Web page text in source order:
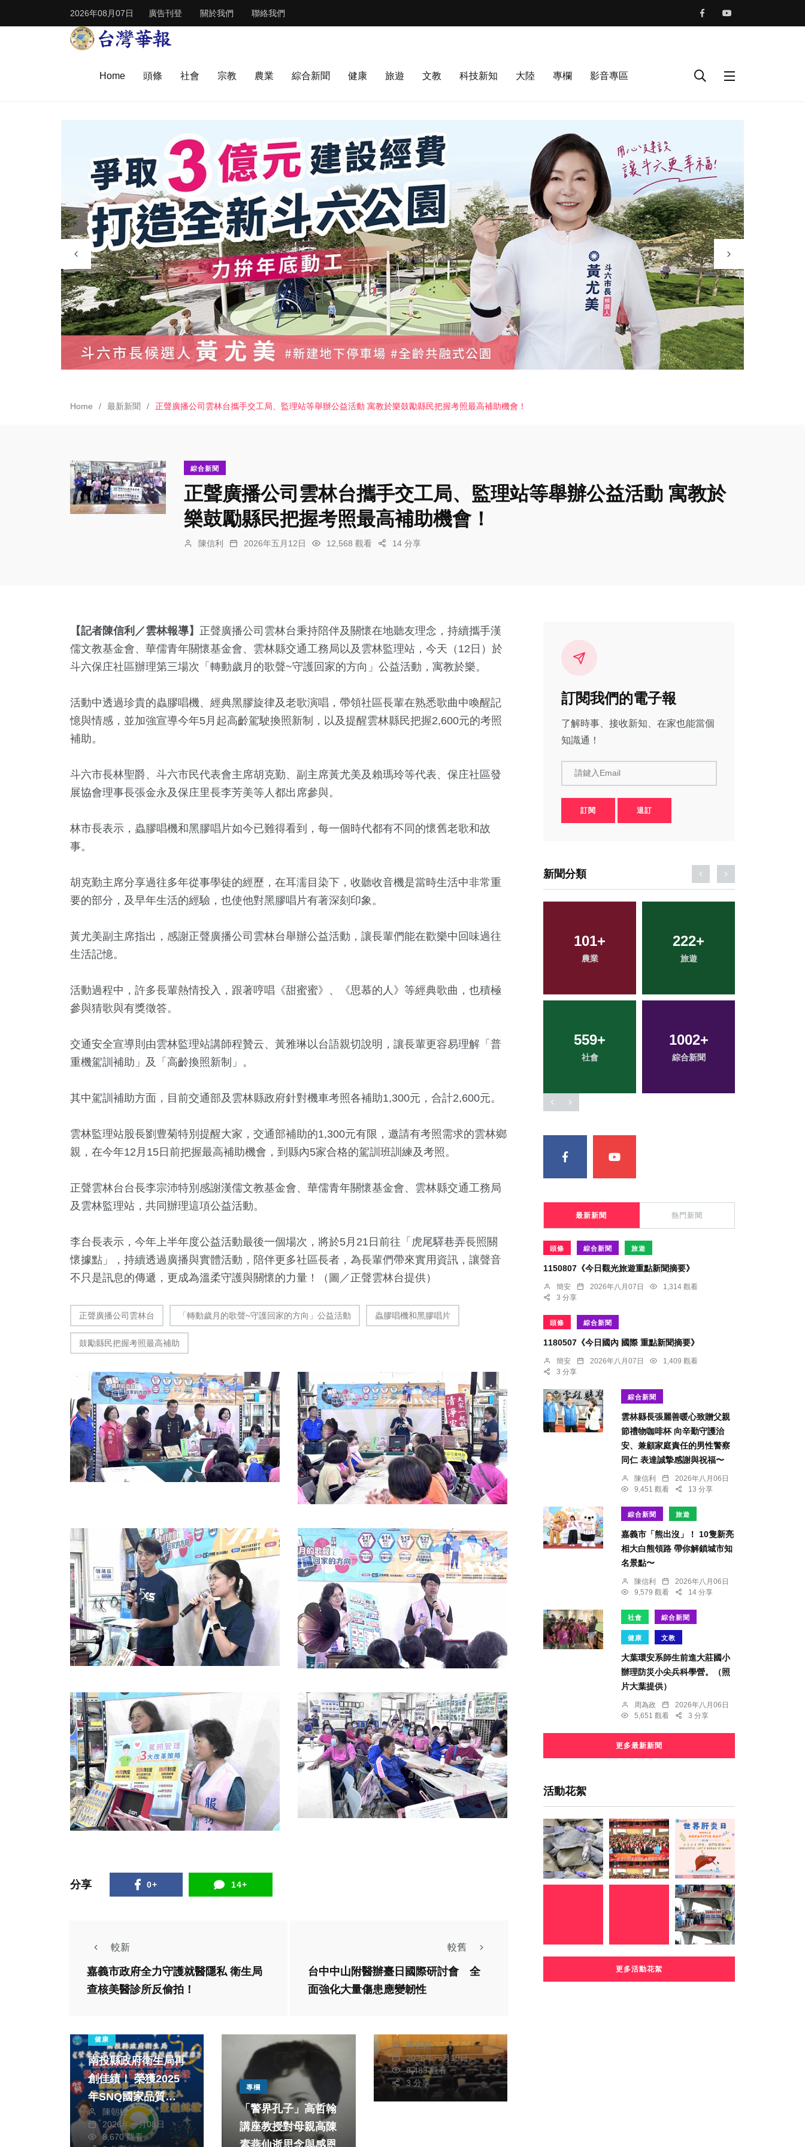
2026年08月07日 廣告刊登 關於我們 聯絡我們
Home 頭條 社會 宗教 農業 綜合新聞 健康 旅遊 文教 科技新知 大陸 專欄 影音專區
Home 最新新聞 正聲廣播公司雲林台攜手交工局、監理站等舉辦公益活動 寓教於樂鼓勵縣民把握考照最高補助機會！
綜合新聞
正聲廣播公司雲林台攜手交工局、監理站等舉辦公益活動 寓教於
樂鼓勵縣民把握考照最高補助機會！
陳信利 2026年五月12日 12,568 觀看 14 分享
【記者陳信利／雲林報導】 正聲廣播公司雲林台秉持陪伴及關懷在地聽友理念，持續攜手漢
儒文教基金會、華儒青年關懷基金會、雲林縣交通工務局以及雲林監理站，今天（12日）於
斗六保庄社區辦理第三場次「轉動歲月的歌聲~守護回家的方向」公益活動，寓教於樂。
活動中透過珍貴的蟲膠唱機、經典黑膠旋律及老歌演唱，帶領社區長輩在熟悉歌曲中喚醒記
憶與情感，並加強宣導今年5月起高齡駕駛換照新制，以及提醒雲林縣民把握2,600元的考照
補助。
斗六市長林聖爵、斗六市民代表會主席胡克勤、副主席黃尤美及賴瑪玲等代表、保庄社區發
展協會理事長張金永及保庄里長李芳美等人都出席參與。
林市長表示，蟲膠唱機和黑膠唱片如今已難得看到，每一個時代都有不同的懷舊老歌和故
事。
胡克勤主席分享過往多年從事學徒的經歷，在耳濡目染下，收聽收音機是當時生活中非常重
要的部分，及早年生活的經驗，也使他對黑膠唱片有著深刻印象。
黃尤美副主席指出，感謝正聲廣播公司雲林台舉辦公益活動，讓長輩們能在歡樂中回味過往
生活記憶。
活動過程中，許多長輩熱情投入，跟著哼唱《甜蜜蜜》、《思慕的人》等經典歌曲，也積極
參與猜歌與有獎徵答。
交通安全宣導則由雲林監理站講師程贊云、黃雅琳以台語親切說明，讓長輩更容易理解「普
重機駕訓補助」及「高齡換照新制」。
其中駕訓補助方面，目前交通部及雲林縣政府針對機車考照各補助1,300元，合計2,600元。
雲林監理站股長劉豊菊特別提醒大家，交通部補助的1,300元有限，邀請有考照需求的雲林鄉
親，在今年12月15日前把握最高補助機會，到縣內5家合格的駕訓班訓練及考照。
正聲雲林台台長李宗沛特別感謝漢儒文教基金會、華儒青年關懷基金會、雲林縣交通工務局
及雲林監理站，共同辦理這項公益活動。
李台長表示，今年上半年度公益活動最後一個場次，將於5月21日前往「虎尾驛巷弄長照關
懷據點」，持續透過廣播與實體活動，陪伴更多社區長者，為長輩們帶來實用資訊，讓聲音
不只是訊息的傳遞，更成為溫柔守護與關懷的力量！（圖／正聲雲林台提供）
正聲廣播公司雲林台 「轉動歲月的歌聲~守護回家的方向」公益活動 蟲膠唱機和黑膠唱片
鼓勵縣民把握考照最高補助
分享 0+ 14+
較新
嘉義市政府全力守護就醫隱私 衛生局
查核美醫診所反偷拍！
較舊
台中中山附醫辦臺日國際研討會 全
面強化大量傷患應變韌性
健康
南投縣政府衛生局再
創佳績！ 榮獲2025
年SNQ國家品質標
章暨國家生技醫療品
質獎肯定
陳朝枝
2026年一月08日
8,670 觀看
專欄
「警界孔子」高哲翰
講座教授對母親高陳
綜合新聞
中山工商國中部家長
陳信銘
2026年一月19日
8,483 觀看
3 分享
訂閱我們的電子報
了解時事、接收新知、在家也能當個
知識通！
請鍵入Email
訂閱 退訂
新聞分類
167+
專欄
297+
健康
332+ 69+
48+
科技新知
101+ 222
559+ 1002
90+
宗教
165+
專欄
3+
大陸
297+
健康
最新新聞 熱門新聞
頭條 綜合新聞 旅遊
1150807《今日觀光旅遊重點新聞摘要》
簡安 2026年八月07日
1,314 觀看
3 分享
頭條 綜合新聞
1180507《今日國內 國際 重點新聞摘要》
簡安 2026年八月07日
1,409 觀看
3 分享
綜合新聞
雲林縣長張麗善暖心致贈父親
節禮物咖啡杯 向辛勤守護治
安、兼顧家庭責任的男性警察
同仁 表達誠摯感謝與祝福〜
陳信利
2026年八月06日
9,451 觀看
13 分享
綜合新聞 旅遊
嘉義市「熊出沒」！ 10隻新亮
相大白熊領路 帶你解鎖城市知
名景點〜
陳信利
2026年八月06日
9,579 觀看
14 分享
社會 綜合新聞
健康 文教
大葉環安系師生前進大莊國小
辦理防災小尖兵科學營。（照
片大葉提供）
周為政
2026年八月06日
5,651 觀看
3 分享
更多最新新聞
活動花絮
更多活動花絮